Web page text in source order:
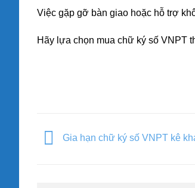
Việc gặp gỡ bàn giao hoặc hỗ trợ
Hãy lựa chọn mua chữ ký số VNPT
Gia hạn chữ ký số VNPT kê